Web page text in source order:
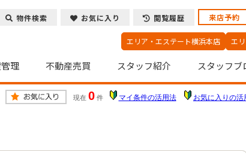
物件検索 お気に入り 閲覧履歴 来店予約
エリア・エステート横浜本店 エ
理 不動産売買 スタッフ紹介 スタッフブ
現在 0 件 マイ条件の活用法 お気に入りの活